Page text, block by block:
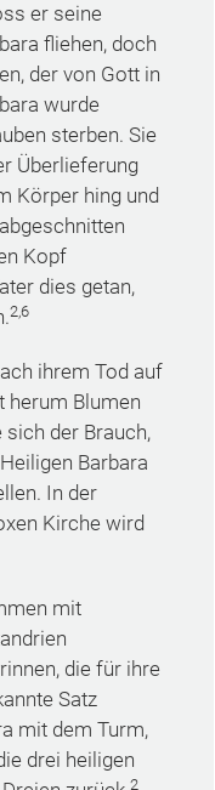
er seine
fliehen, doch
der von Gott in
wurde
sterben. Sie
Überlieferung
Körper hing und
Kopf
dies getan,
2,6
ihrem Tod auf
herum Blumen
der Brauch,
Barbara
In der
Kirche wird
mit
die für ihre
Satz
mit dem Turm,
drei heiligen
2